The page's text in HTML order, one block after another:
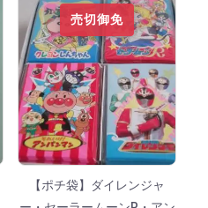
売切御免
【ポチ袋】ダイレンジャ